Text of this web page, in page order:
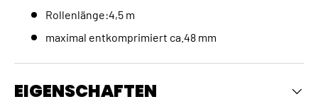
Rollenlänge:4,5 m
maximal entkomprimiert ca.48 mm
EIGENSCHAFTEN